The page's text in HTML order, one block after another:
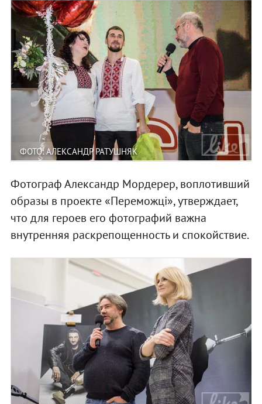
ФОТО: АЛЕКСАНДР РАТУШНЯК
Фотограф Александр Мордерер, воплотивший
образы в проекте «Переможці», утверждает,
что для героев его фотографий важна
внутренняя раскрепощенность и спокойствие.